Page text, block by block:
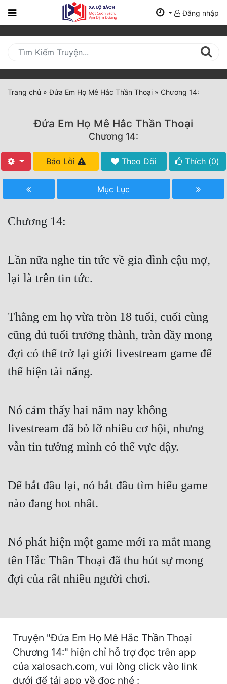
Trang
Mới
Cập
Nhật
(current)
Tất Cả
Hậu Cung
Truyện Convert
Truyện Nhập Môn
Truyện ngắn
Cổ Tiên Hiệp
Du Hí
Dã Sử
Dị Năng
Gia Đấu
Góc Nhìn Nam
Huyền Nghi
Huyền Ảo
Đăng nhập
Trang chủ »Đứa Em Họ Mê Hắc Thần Thoại » Chương 14:
Đứa Em Họ Mê Hắc Thần Thoại
Chương 14:
Báo Lỗi Theo Dõi Thích (0)
Mục Lục
Chương 14:
Lần nữa nghe tin tức về gia đình cậu mợ,
lại là trên tin tức.
Thằng em họ vừa tròn 18 tuổi, cuối cùng
cũng đủ tuổi trưởng thành, tràn đầy mong
đợi có thể trở lại giới livestream game để
thể hiện tài năng.
Nó cảm thấy hai năm nay không
livestream đã bỏ lỡ nhiều cơ hội, nhưng
vẫn tin tưởng mình có thể vực dậy.
Để bắt đầu lại, nó bắt đầu tìm hiểu game
nào đang hot nhất.
Nó phát hiện một game mới ra mắt mang
tên Hắc Thần Thoại đã thu hút sự mong
đợi của rất nhiều người chơi.
Truyện "Đứa Em Họ Mê Hắc Thần Thoại
Chương 14:" hiện chỉ hỗ trợ đọc trên app
của xalosach.com, vui lòng click vào link
dưới để tải app về đọc nhé :